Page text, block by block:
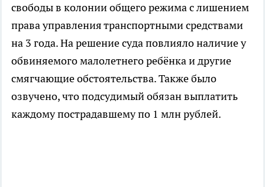
свободы в колонии общего режима с лишением
права управления транспортными средствами
на 3 года. На решение суда повлияло наличие у
обвиняемого малолетнего ребёнка и другие
смягчающие обстоятельства. Также было
озвучено, что подсудимый обязан выплатить
каждому пострадавшему по 1 млн рублей.